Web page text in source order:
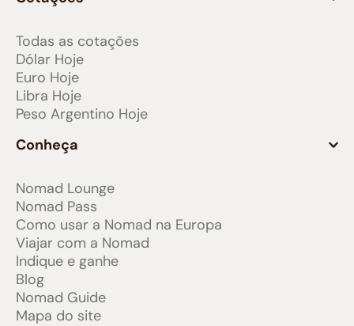
Todas as cotações
Dólar Hoje
Euro Hoje
Libra Hoje
Peso Argentino Hoje
Conheça
Nomad Lounge
Nomad Pass
Como usar a Nomad na Europa
Viajar com a Nomad
Indique e ganhe
Blog
Nomad Guide
Mapa do site